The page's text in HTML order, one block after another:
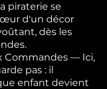
piraterie se
d'un décor
dès les
Commandes — Ici,
pas : il
enfant devient